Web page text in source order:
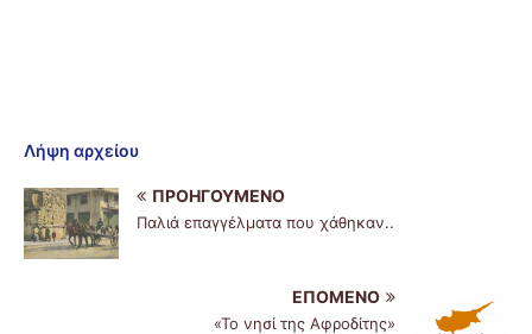
Λήψη αρχείου
ΠΡΟΗΓΟΎΜΕΝΟ
Παλιά επαγγέλματα που χάθηκαν..
ΕΠΌΜΕΝΟ
«Το νησί της Αφροδίτης»